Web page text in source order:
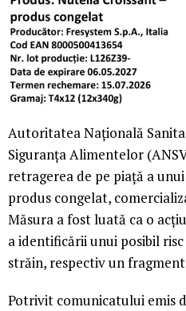
Autoritatea Națională
Siguranța Alimentelor
retragerea de pe piață a
produs congelat,
Măsura a fost luată ca o
a identificării unui posibil
străin, respectiv un
Potrivit comunicatului emis